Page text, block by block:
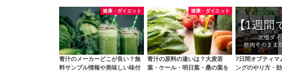
健康・ダイエット
青汁のメーカーどこが良い？無
料サンプル情報や美味しい味付
健康・ダイエット
青汁の原料の違いは？大麦若
葉・ケール・明日葉・桑の葉を
7日間オプティマ
ングのやり方・